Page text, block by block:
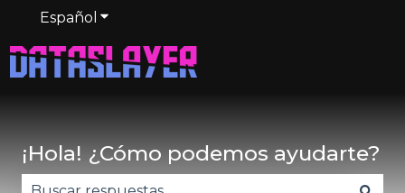
Español Traducciones de Mostrar submenú de
¡Hola! ¿Cómo podemos ayudarte?